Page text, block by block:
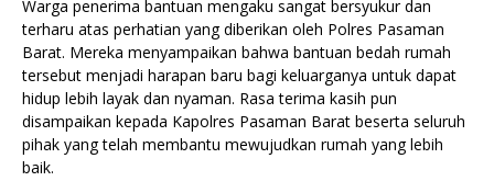
Warga penerima bantuan mengaku sangat bersyukur dan
terharu atas perhatian yang diberikan oleh Polres Pasaman
Barat. Mereka menyampaikan bahwa bantuan bedah rumah
tersebut menjadi harapan baru bagi keluarganya untuk dapat
hidup lebih layak dan nyaman. Rasa terima kasih pun
disampaikan kepada Kapolres Pasaman Barat beserta seluruh
pihak yang telah membantu mewujudkan rumah yang lebih
baik.